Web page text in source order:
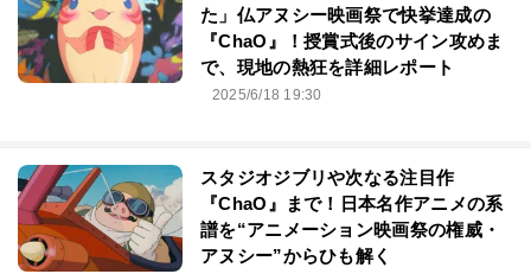
た」仏アヌシー映画祭で快挙達成の
『ChaO』！授賞式後のサイン攻めま
で、現地の熱狂を詳細レポート
2025/6/18 19:30
スタジオジブリや次なる注目作
『ChaO』まで！日本名作アニメの系
譜を“アニメーション映画祭の権威・
アヌシー”からひも解く